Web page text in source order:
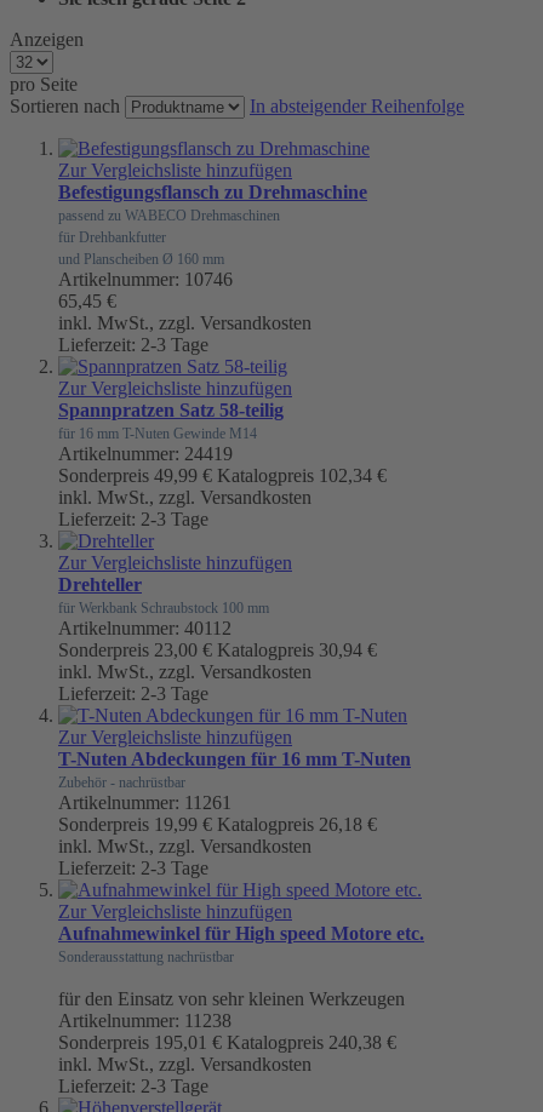
Anzeigen
pro Seite
Sortieren nach
In absteigender Reihenfolge
Zur Vergleichsliste hinzufügen
Befestigungsflansch zu Drehmaschine
passend zu WABECO Drehmaschinen
für Drehbankfutter
und Planscheiben Ø 160 mm
Artikelnummer: 10746
65,45 €
inkl. MwSt., zzgl. Versandkosten
Lieferzeit: 2-3 Tage
Zur Vergleichsliste hinzufügen
Spannpratzen Satz 58-teilig
für 16 mm T-Nuten Gewinde M14
Artikelnummer: 24419
Sonderpreis 49,99 € Katalogpreis 102,34 €
inkl. MwSt., zzgl. Versandkosten
Lieferzeit: 2-3 Tage
Zur Vergleichsliste hinzufügen
Drehteller
für Werkbank Schraubstock 100 mm
Artikelnummer: 40112
Sonderpreis 23,00 € Katalogpreis 30,94 €
inkl. MwSt., zzgl. Versandkosten
Lieferzeit: 2-3 Tage
Zur Vergleichsliste hinzufügen
T-Nuten Abdeckungen für 16 mm T-Nuten
Zubehör - nachrüstbar
Artikelnummer: 11261
Sonderpreis 19,99 € Katalogpreis 26,18 €
inkl. MwSt., zzgl. Versandkosten
Lieferzeit: 2-3 Tage
Zur Vergleichsliste hinzufügen
Aufnahmewinkel für High speed Motore etc.
Sonderausstattung nachrüstbar
für den Einsatz von sehr kleinen Werkzeugen
Artikelnummer: 11238
Sonderpreis 195,01 € Katalogpreis 240,38 €
inkl. MwSt., zzgl. Versandkosten
Lieferzeit: 2-3 Tage